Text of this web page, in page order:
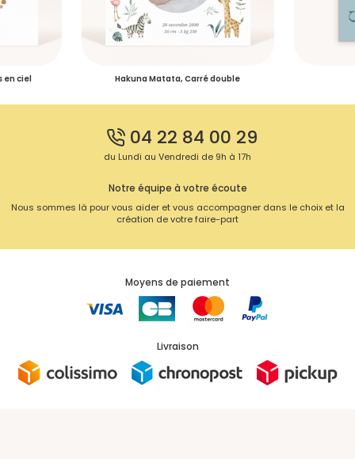
en ciel Hakuna Matata, Carré double
04 22 84 00 29
du Lundi au Vendredi de 9h à 17h
Notre équipe à votre écoute
Nous sommes là pour vous aider et vous accompagner dans le choix et la
création de votre faire-part
Moyens de paiement
Livraison